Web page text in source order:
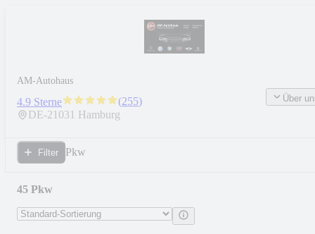
AM-Autohaus
4.9 Sterne (255)
DE-21031 Hamburg
Über
Filter Pkw
45 Pkw